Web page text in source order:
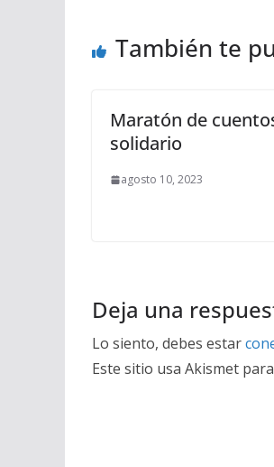
También te
Maratón de
solidario
agosto 10, 2023
Deja una
Lo siento, debes estar
Este sitio usa Akismet